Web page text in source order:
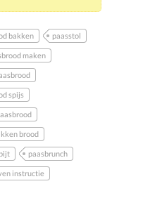
bakken paasstol
maken
spijs
brood
paasbrunch
instructie